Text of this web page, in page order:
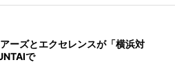
ーズとエクセレンスが「横浜対
で